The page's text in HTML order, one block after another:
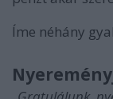
Íme néhány